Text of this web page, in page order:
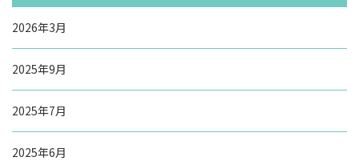
2026年3月
2025年9月
2025年7月
2025年6月